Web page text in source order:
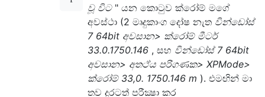
වූ විට" යන කොටුව ක්රෝම් මගේ
අවස්ථා (2 මෘදුකාංග දෝෂ නැත වින්ඩෝස්
7 64bit අවසාන> ක්රෝම් මීටර්
33.0.1750.146 , සහ වින්ඩෝස් 7 64bit
අවසාන> අතථ්ය පරිගණක> XPMode>
ක්රෝම් 33,0. 1750.146 m ). එමඟින් මා
තව දුරටත් පරීක්‍ෂා කර